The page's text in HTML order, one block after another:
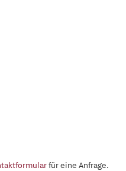
für eine Anfrage.